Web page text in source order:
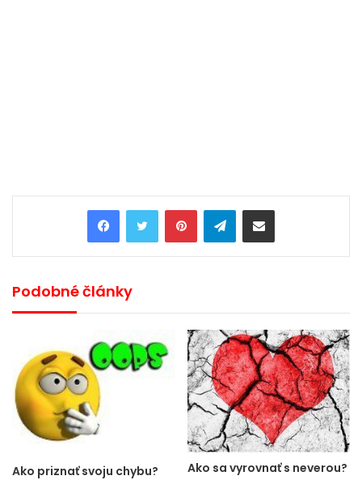
PinterestTelegramShare via Email
Podobné články
Ako priznať svoju chybu? Ako sa vyrovnať s neverou?